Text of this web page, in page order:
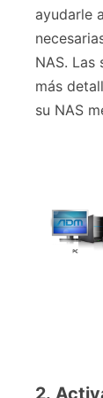
ayudarle
NAS. Las
más
su NAS